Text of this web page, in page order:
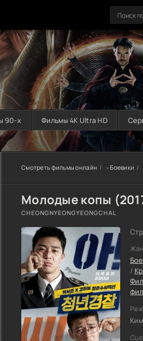
90-х Фильмы 4K Ultra HD
Смотреть фильмы онлайн »Боевики
Молодые копы
CHEONGNYEONGYEONGCHAL
/